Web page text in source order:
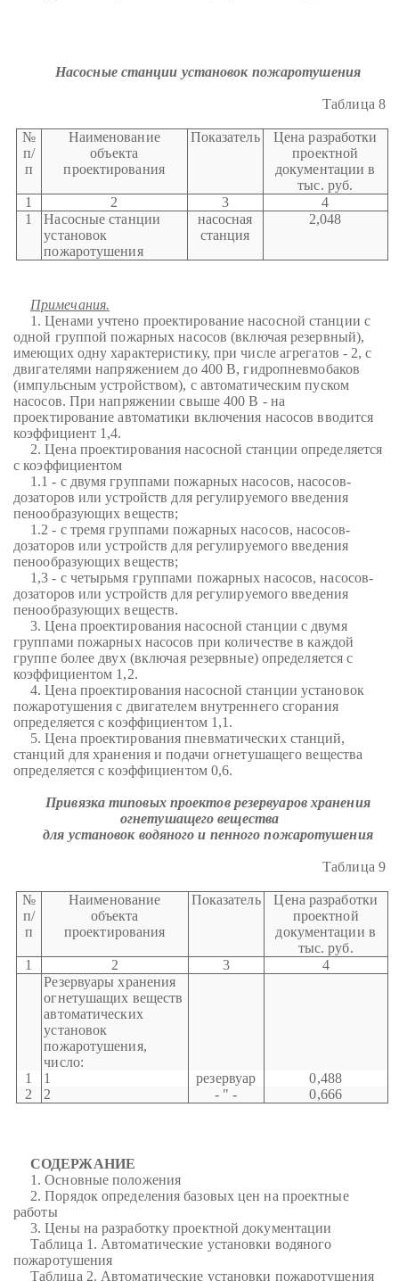
Насосные станции установок пожаротушения
Таблица 8
№
п/
п
Наименование
объекта
проектирования
Показатель
Цена разработки
проектной
документации в
тыс. руб.
1
2 3
4
1
Насосные станции
установок
пожаротушения
насосная
станция
2,048
Примечания.
1. Ценами учтено проектирование насосной станции с
одной группой пожарных насосов (включая резервный),
имеющих одну характеристику, при числе агрегатов - 2, с
двигателями напряжением до 400 В, гидропневмобаков
(импульсным устройством), с автоматическим пуском
насосов. При напряжении свыше 400 В - на
проектирование автоматики включения насосов вводится
коэффициент 1,4.
2. Цена проектирования насосной станции определяется
с коэффициентом
1.1 - с двумя группами пожарных насосов, насосов-
дозаторов или устройств для регулируемого введения
пенообразующих веществ;
1.2 - с тремя группами пожарных насосов, насосов-
дозаторов или устройств для регулируемого введения
пенообразующих веществ;
1,3 - с четырьмя группами пожарных насосов, насосов-
дозаторов или устройств для регулируемого введения
пенообразующих веществ.
3. Цена проектирования насосной станции с двумя
группами пожарных насосов при количестве в каждой
группе более двух (включая резервные) определяется с
коэффициентом 1,2.
4. Цена проектирования насосной станции установок
пожаротушения с двигателем внутреннего сгорания
определяется с коэффициентом 1,1.
5. Цена проектирования пневматических станций,
станций для хранения и подачи огнетушащего вещества
определяется с коэффициентом 0,6.
Привязка типовых проектов резервуаров хранения
огнетушащего вещества
для установок водяного и пенного пожаротушения
Таблица 9
№
п/
п
Наименование
объекта
проектирования
Показатель
Цена разработки
проектной
документации в
тыс. руб.
1
2 3
4
Резервуары хранения
огнетушащих веществ
автоматических
установок
пожаротушения,
число:
1
1 резервуар
0,488
2
2 - " - 0,666
СОДЕРЖАНИЕ
1. Основные положения
2. Порядок определения базовых цен на проектные
работы
3. Цены на разработку проектной документации
Таблица 1. Автоматические установки водяного
пожаротушения
Таблица 2. Автоматические установки пожаротушения